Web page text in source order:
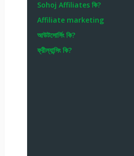
Sohoj Affiliates কি?
Affiliate marketing
আউটসোর্সিং কি?
ফ্রীল্যান্সিং কি?